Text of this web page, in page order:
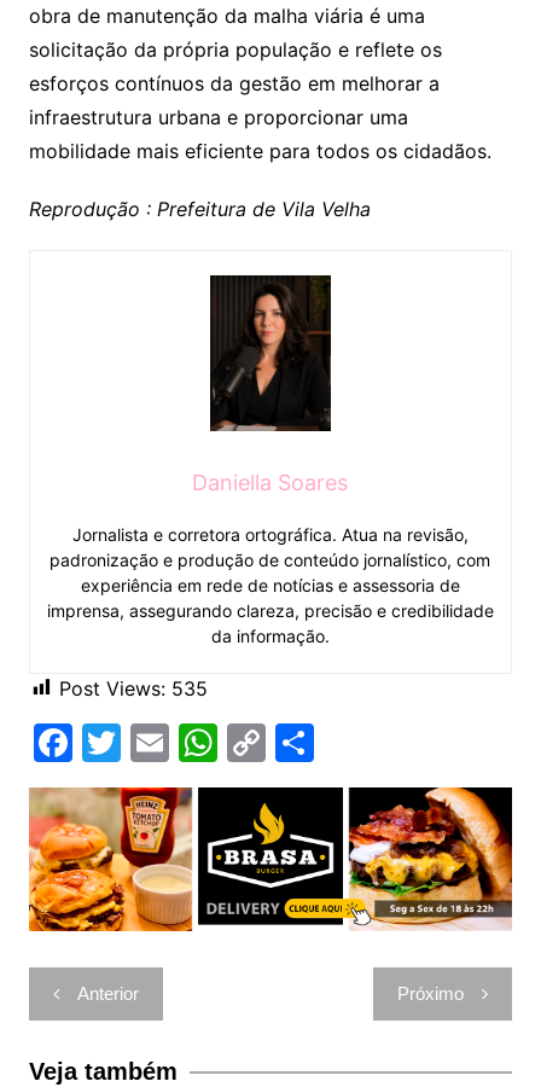
obra de manutenção da malha viária é uma
solicitação da própria população e reflete os
esforços contínuos da gestão em melhorar a
infraestrutura urbana e proporcionar uma
mobilidade mais eficiente para todos os cidadãos.
Reprodução : Prefeitura de Vila Velha
Daniella Soares
Jornalista e corretora ortográfica. Atua na revisão,
padronização e produção de conteúdo jornalístico, com
experiência em rede de notícias e assessoria de
imprensa, assegurando clareza, precisão e credibilidade
da informação.
Post Views: 535
F
a
c
e
b
o
o
k
T
w
itt
er
E
m
ai
l
W
h
s
A
p
C
o
p
y
Li
n
C
o
p
ar
til
Navegação
de
Post
Anterior Próximo
Veja também